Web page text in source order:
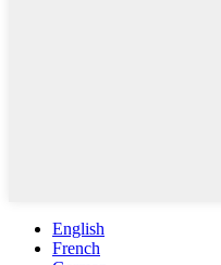
English
French